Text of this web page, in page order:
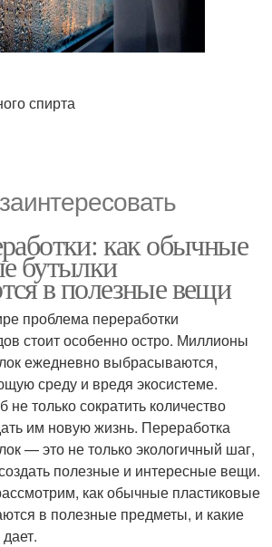
спирта
как обычные
бутылки
в полезные вещи
проблема переработки
стоит особенно остро. Миллионы
ежедневно выбрасываются,
среду и вредя экосистеме.
не только сократить количество
им новую жизнь. Переработка
— это не только экологичный шаг,
полезные и интересные вещи.
как обычные пластиковые
в полезные предметы, и какие